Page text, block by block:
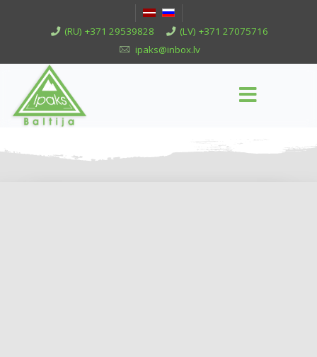
(RU) +371 29539828
(LV) +371 27075716
ipaks@inbox.lv